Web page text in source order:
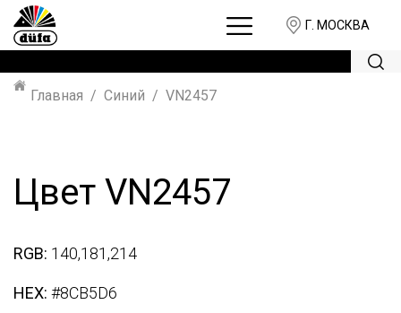
Г. МОСКВА
Главная Синий VN2457
Цвет VN2457
RGB: 140,181,214
HEX: #8CB5D6